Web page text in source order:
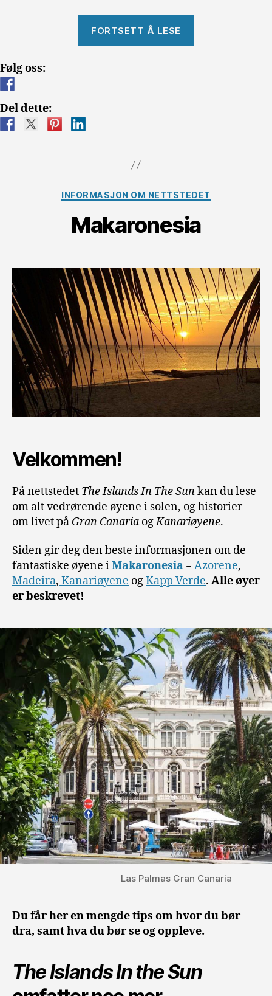
FORTSETT Å LESE
Følg oss:
Del dette:
Kategorier
INFORMASJON OM NETTSTEDET
Makaronesia
Velkommen!
På nettstedet The Islands In The Sunkan du lese
om alt vedrørende øyene i solen, og historier
om livet på Gran Canaria ogKanariøyene.
Siden gir deg den beste informasjonen om de
fantastiske øyene iMakaronesia = Azorene,
Madeira, Kanariøyene ogKapp Verde. Alle øyer
er beskrevet!
Las Palmas Gran Canaria
Du får her en mengde tips om hvor du bør
dra, samt hva du bør se og oppleve.
The Islands In the Sun